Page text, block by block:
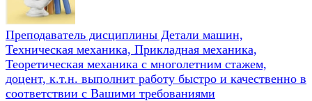
Преподаватель дисциплины Детали машин,
Техническая механика, Прикладная механика,
Теоретическая механика с многолетним стажем,
доцент, к.т.н. выполнит работу быстро и качественно в
соответствии с Вашими требованиями